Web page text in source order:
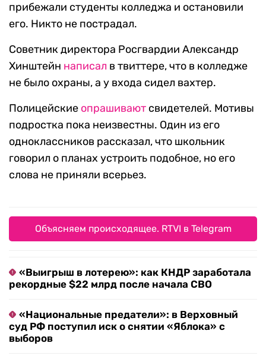
прибежали студенты колледжа и остановили
его. Никто не пострадал.
Советник директора Росгвардии Александр
Хинштейн написал в твиттере, что в колледже
не было охраны, а у входа сидел вахтер.
Полицейские опрашивают свидетелей. Мотивы
подростка пока неизвестны. Один из его
одноклассников рассказал, что школьник
говорил о планах устроить подобное, но его
слова не приняли всерьез.
Объясняем происходящее. RTVI в Telegram
«Выигрыш в лотерею»: как КНДР заработала
рекордные $22 млрд после начала СВО
«Национальные предатели»: в Верховный
суд РФ поступил иск о снятии «Яблока» с
выборов